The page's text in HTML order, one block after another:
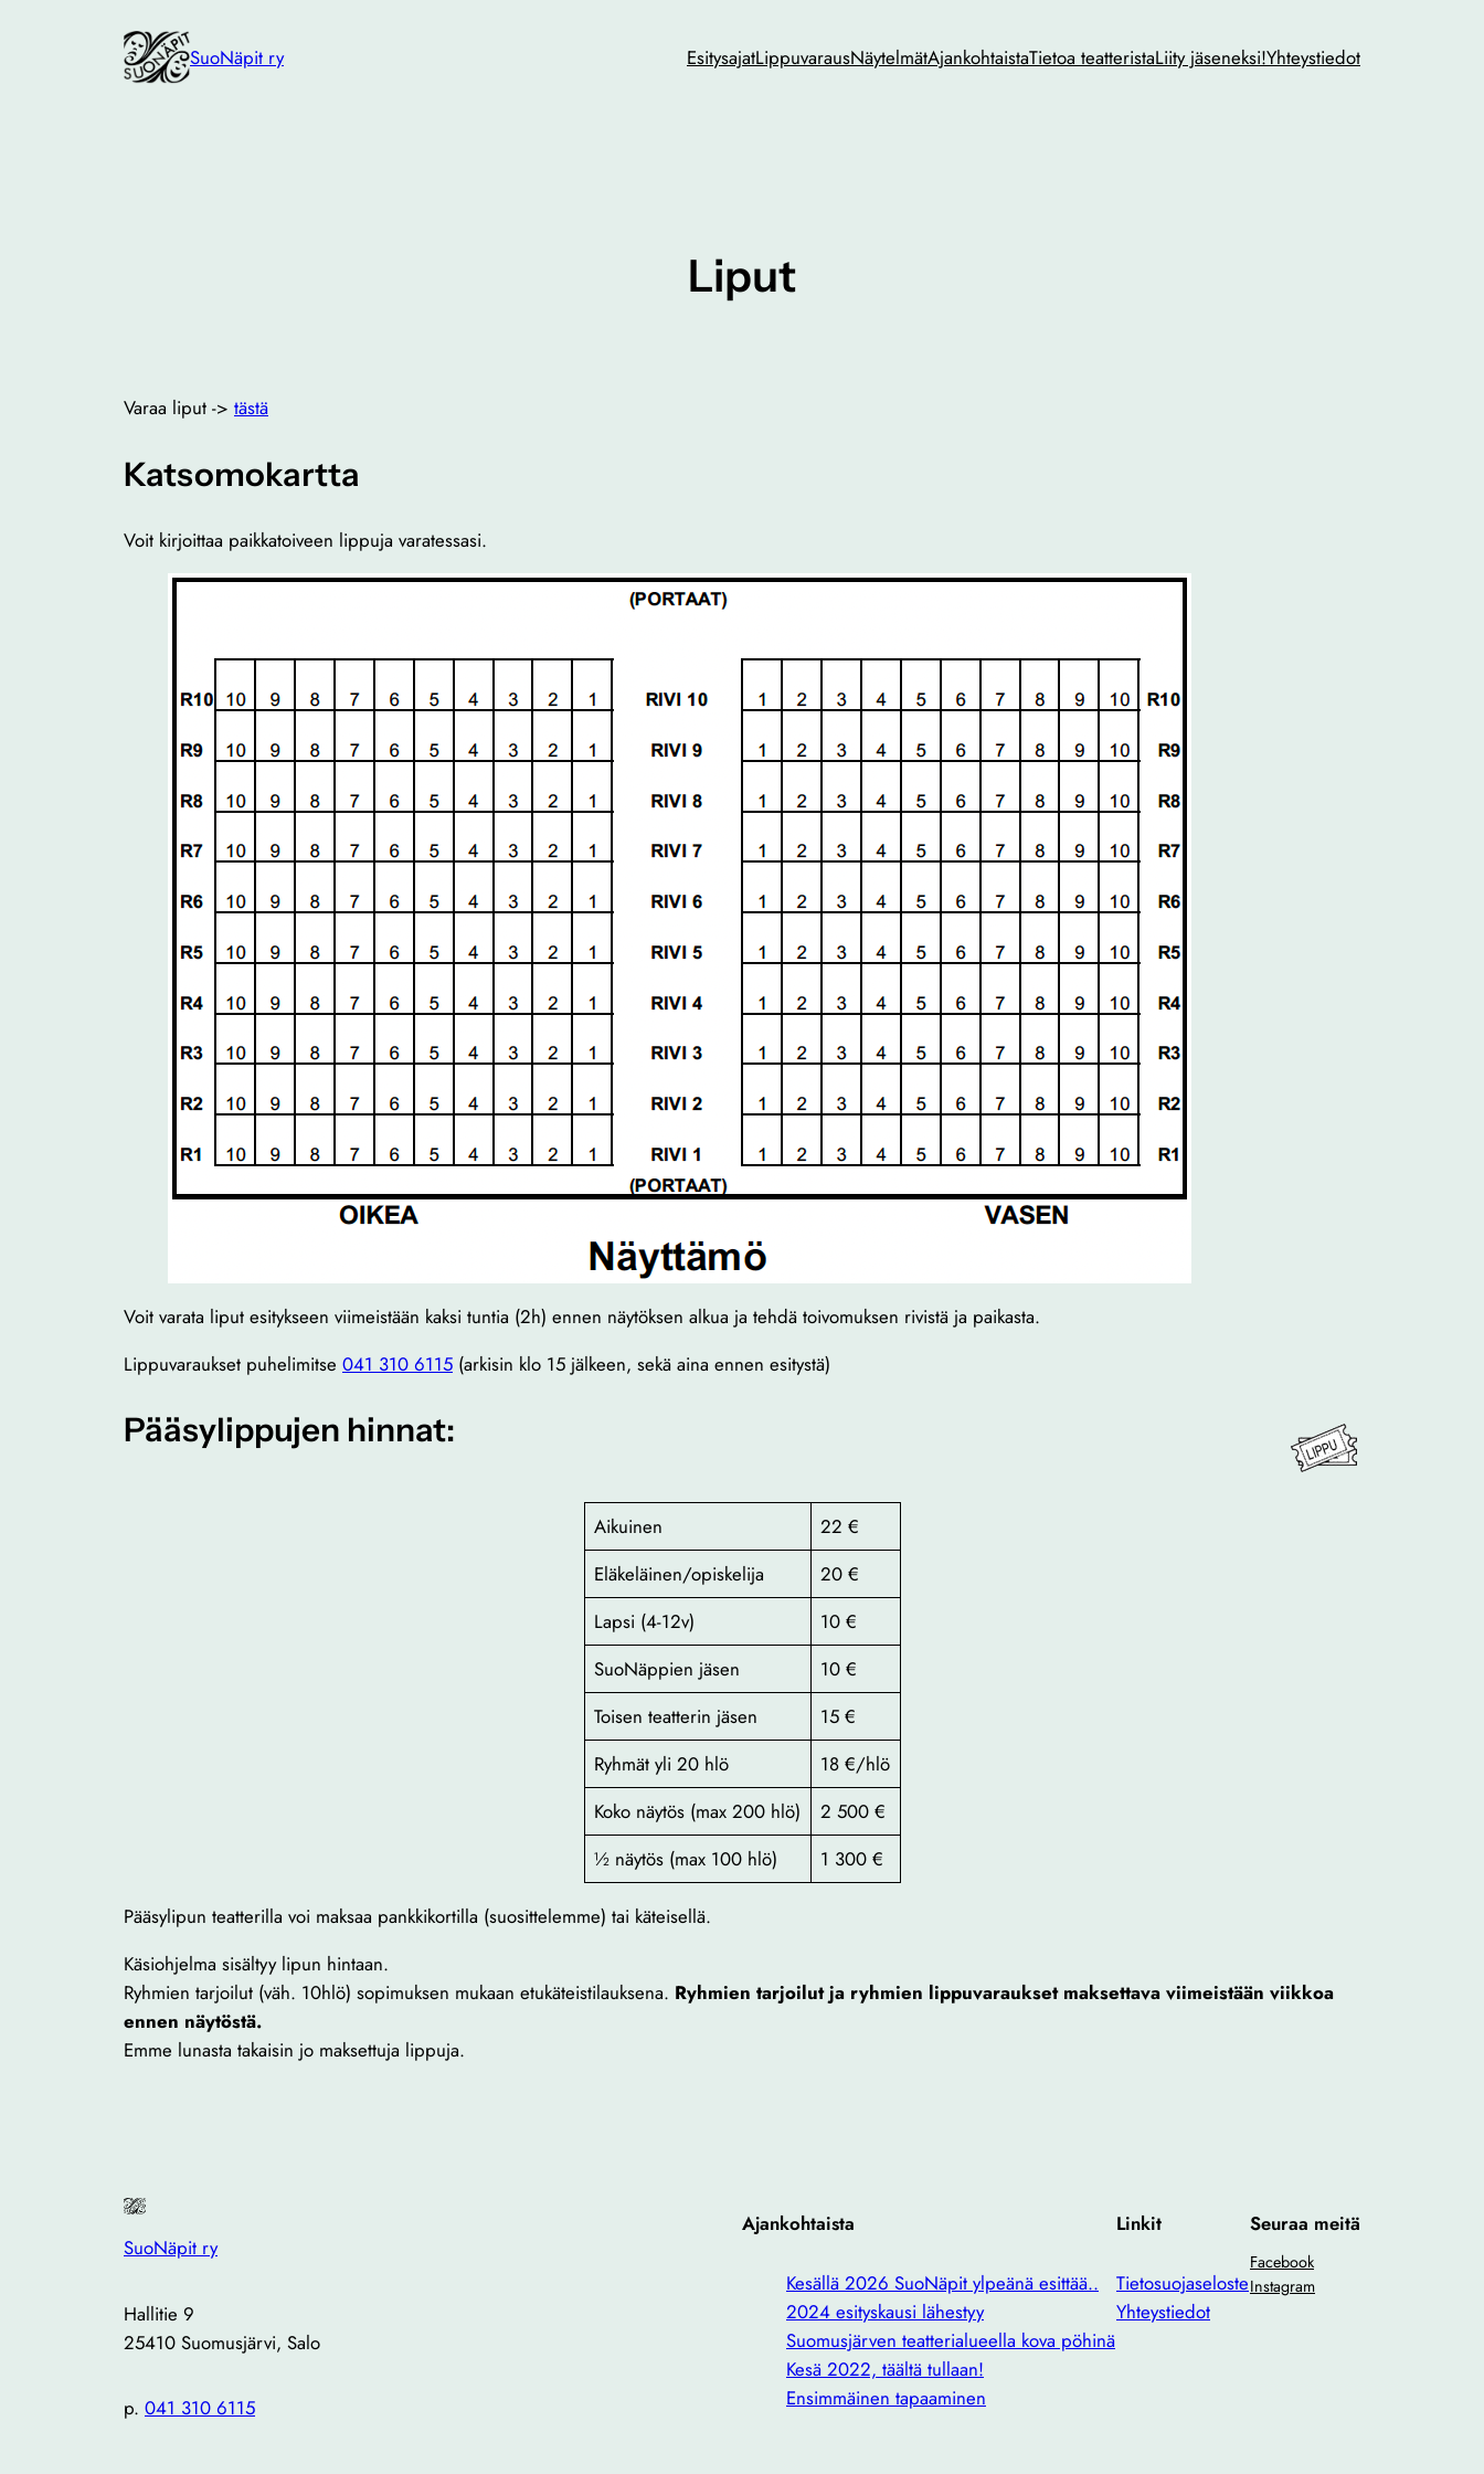
SuoNäpit ry EsitysajatLippuvarausNäytelmätAjankohtaistaTietoa teatteristaLiity jäseneksi!Yhteystiedot
Liput
Varaa liput -> tästä
Katsomokartta
Voit kirjoittaa paikkatoiveen lippuja varatessasi.
Voit varata liput esitykseen viimeistään kaksi tuntia (2h) ennen näytöksen alkua ja tehdä toivomuksen rivistä ja paikasta.
Lippuvaraukset puhelimitse 041 310 6115 (arkisin klo 15 jälkeen, sekä aina ennen esitystä)
Pääsylippujen hinnat:
Aikuinen
22 €
Eläkeläinen/opiskelija
20 €
Lapsi (4-12v)
10 €
SuoNäppien jäsen
10 €
Toisen teatterin jäsen
15 €
Ryhmät yli 20 hlö
18 €/hlö
Koko näytös (max 200 hlö)
2 500 €
½ näytös (max 100 hlö)
1 300 €
Pääsylipun teatterilla voi maksaa pankkikortilla (suosittelemme) tai käteisellä.
Käsiohjelma sisältyy lipun hintaan.
Ryhmien tarjoilut (väh. 10hlö) sopimuksen mukaan etukäteistilauksena. Ryhmien tarjoilut ja ryhmien lippuvaraukset maksettava viimeistään viikkoa
ennen näytöstä.
Emme lunasta takaisin jo maksettuja lippuja.
SuoNäpit ry
Hallitie 9
25410 Suomusjärvi, Salo
p. 041 310 6115
Ajankohtaista
Kesällä 2026 SuoNäpit ylpeänä esittää..
2024 esityskausi lähestyy
Suomusjärven teatterialueella kova pöhinä
Kesä 2022, täältä tullaan!
Ensimmäinen tapaaminen
Linkit
Tietosuojaseloste
Yhteystiedot
Seuraa meitä
Facebook
Instagram